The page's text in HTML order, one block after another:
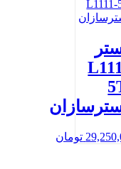
تومان